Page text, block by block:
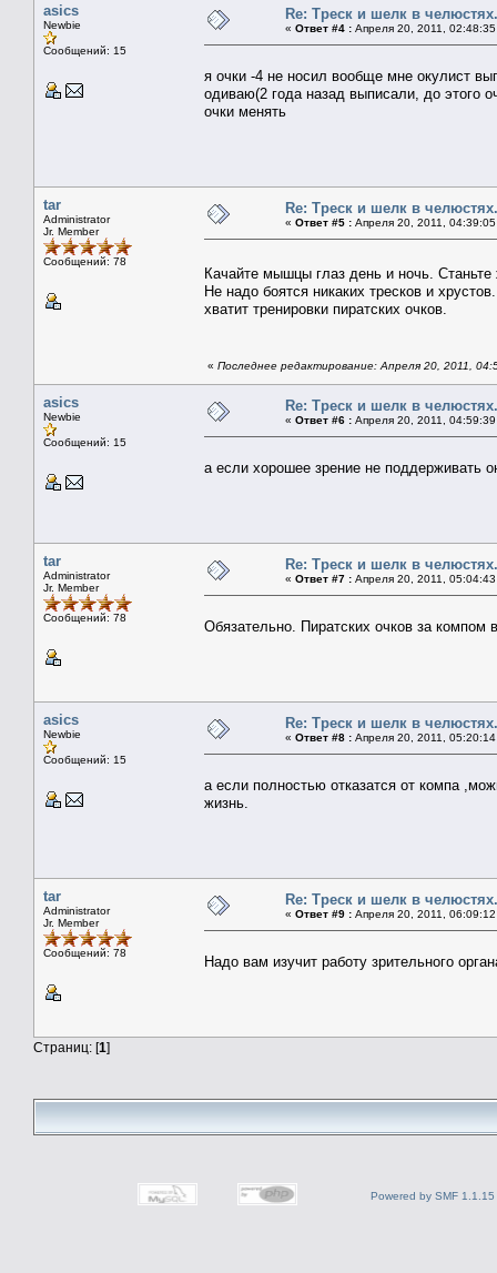
asics
Newbie
Сообщений: 15
Re: Треск и шелк в челюстях.
« Ответ #4 : Апреля 20, 2011,
я очки -4 не носил вообще мне окулист
одиваю(2 года назад выписали, до этого
очки менять
tar
Administrator
Jr. Member
Сообщений: 78
Re: Треск и шелк в челюстях.
« Ответ #5 : Апреля 20, 2011,
Качайте мышцы глаз день и ночь.
Не надо боятся никаких тресков и
хватит тренировки пиратских очков.
« Последнее редактирование: Апреля 20, 2011,
asics
Newbie
Сообщений: 15
Re: Треск и шелк в челюстях.
« Ответ #6 : Апреля 20, 2011,
а если хорошее зрение не поддерживать
tar
Administrator
Jr. Member
Сообщений: 78
Re: Треск и шелк в челюстях.
« Ответ #7 : Апреля 20, 2011,
Обязательно. Пиратских очков за компом
asics
Newbie
Сообщений: 15
Re: Треск и шелк в челюстях.
« Ответ #8 : Апреля 20, 2011,
а если полностью отказатся от компа
жизнь.
tar
Administrator
Jr. Member
Сообщений: 78
Re: Треск и шелк в челюстях.
« Ответ #9 : Апреля 20, 2011,
Надо вам изучит работу зрительного
Страниц: [1]
Powered by SMF 1.1.15